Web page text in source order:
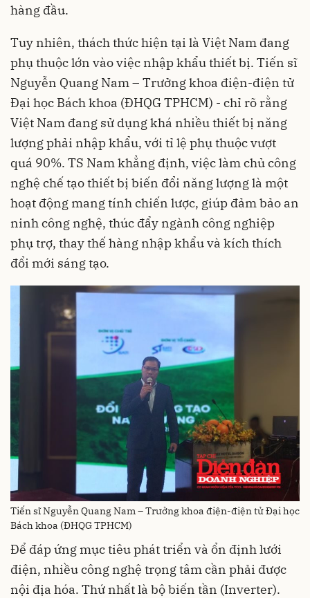
hàng đầu.
Tuy nhiên, thách thức hiện tại là Việt Nam đang
phụ thuộc lớn vào việc nhập khẩu thiết bị. Tiến sĩ
Nguyễn Quang Nam – Trưởng khoa điện-điện tử
Đại học Bách khoa (ĐHQG TPHCM) - chỉ rõ rằng
Việt Nam đang sử dụng khá nhiều thiết bị năng
lượng phải nhập khẩu, với tỉ lệ phụ thuộc vượt
quá 90%. TS Nam khẳng định, việc làm chủ công
nghệ chế tạo thiết bị biến đổi năng lượng là một
hoạt động mang tính chiến lược, giúp đảm bảo an
ninh công nghệ, thúc đẩy ngành công nghiệp
phụ trợ, thay thế hàng nhập khẩu và kích thích
đổi mới sáng tạo.
Tiến sĩ Nguyễn Quang Nam – Trưởng khoa điện-điện tử Đại học
Bách khoa (ĐHQG TPHCM)
Để đáp ứng mục tiêu phát triển và ổn định lưới
điện, nhiều công nghệ trọng tâm cần phải được
nội địa hóa. Thứ nhất là bộ biến tần (Inverter).